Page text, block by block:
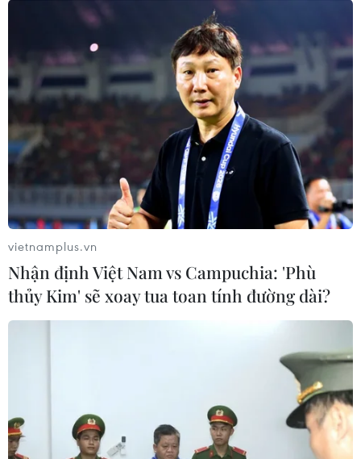
Xử lý nghiêm vi phạm quỹ bảo trì chung
cư tại 11 tỉnh, thành phố
Trong năm 2022, Bộ Xây dựng sẽ kiểm tra, xử lý nghiêm
các sai phạm trong lĩnh vực quản lý, sử dụng nhà chung
cư trong cuộc thanh tra diện rộng tại 11 tỉnh, thành phố.
vietnamplus.vn
Nhận định Việt Nam vs Campuchia: 'Phù
thủy Kim' sẽ xoay tua toan tính đường dài?